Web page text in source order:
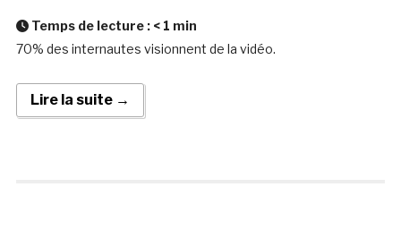
Temps de lecture : < 1 min
70% des internautes visionnent de la vidéo.
Lire la suite →